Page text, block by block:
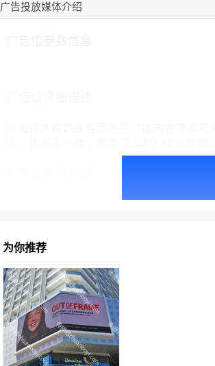
广告投放媒体介绍
为你推荐